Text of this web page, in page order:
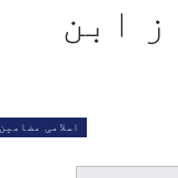
ابن
اسلامی مضامین